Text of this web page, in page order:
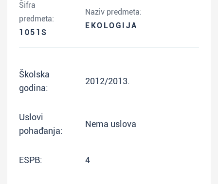
Šifra
predmeta:
1051S
Naziv predmeta:
EKOLOGIJA
Školska
godina:
2012/2013.
Uslovi
pohađanja:
Nema uslova
ESPB: 4